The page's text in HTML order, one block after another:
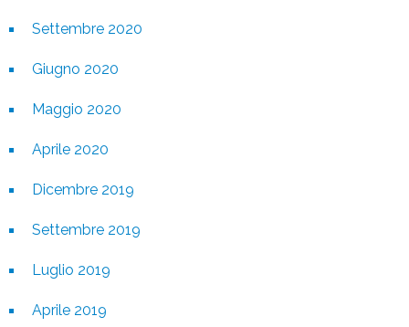
Settembre 2020
Giugno 2020
Maggio 2020
Aprile 2020
Dicembre 2019
Settembre 2019
Luglio 2019
Aprile 2019